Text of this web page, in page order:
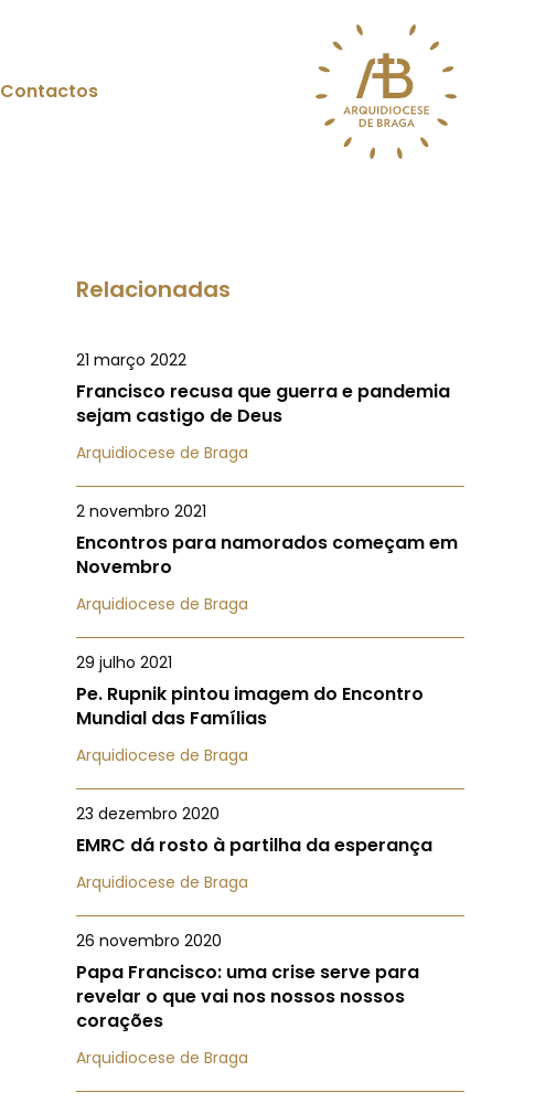
Contactos
Relacionadas
21 março 2022
Francisco recusa que guerra e pandemia
sejam castigo de Deus
Arquidiocese de Braga
2 novembro 2021
Encontros para namorados começam em
Novembro
Arquidiocese de Braga
29 julho 2021
Pe. Rupnik pintou imagem do Encontro
Mundial das Famílias
Arquidiocese de Braga
23 dezembro 2020
EMRC dá rosto à partilha da esperança
Arquidiocese de Braga
26 novembro 2020
Papa Francisco: uma crise serve para
revelar o que vai nos nossos nossos
corações
Arquidiocese de Braga